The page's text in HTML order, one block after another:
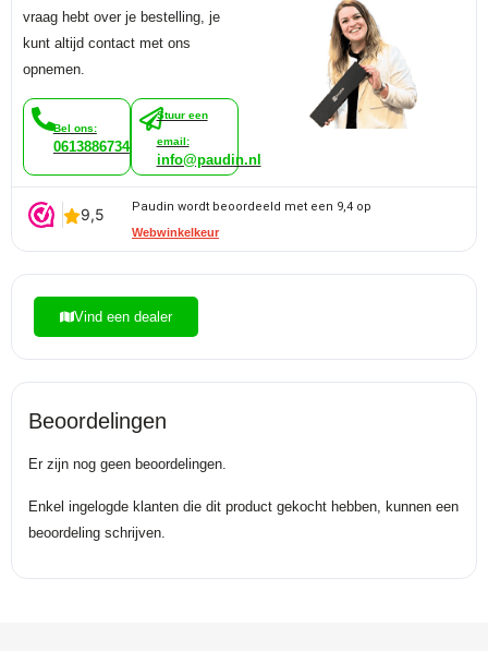
vraag hebt over je bestelling, je
kunt altijd contact met ons
opnemen.
Bel ons:
0613886734
Stuur een
email:
info@paudin.nl
Paudin wordt beoordeeld met een 9,4 op
Webwinkelkeur
Vind een dealer
Beoordelingen
Er zijn nog geen beoordelingen.
Enkel ingelogde klanten die dit product gekocht hebben, kunnen een
beoordeling schrijven.